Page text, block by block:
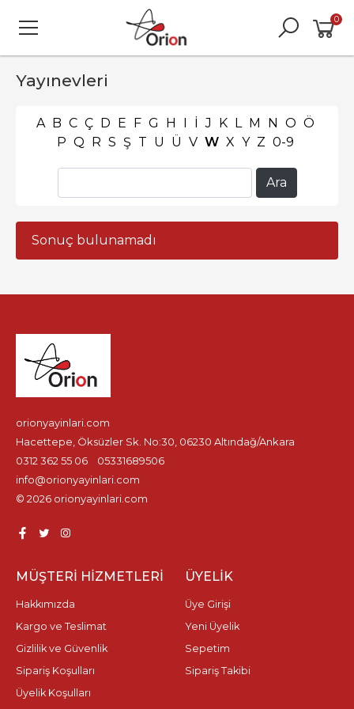
0
Yayınevleri
A B C Ç D E F G H I İ J K L M N O Ö
P Q R S Ş T U Ü V W X Y Z 0-9
Sonuç bulunamadı
orionyayinlari.com
Hacettepe, Öksüzler Sk. No:30, 06230 Altındağ/Ankara
0312 362 55 06
05331689506
info@orionyayinlari.com
© 2026 orionyayinlari.com
MÜŞTERI HIZMETLERI
Hakkımızda
Kargo ve Teslimat
Gizlilik ve Güvenlik
Sipariş Koşulları
Üyelik Koşulları
ÜYELIK
Üye Girişi
Yeni Üyelik
Sepetim
Sipariş Takibi